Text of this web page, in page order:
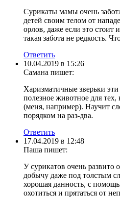
Сурикаты мамы очень
детей своим телом от
орлов, даже если это
такая забота не редкость.
Ответить
10.04.2019 в 15:26
Cамана пишет:
Харизматичные зверьки
полезное животное для
(меня, например). Научит
порядком на раз-два.
Ответить
17.04.2019 в 12:48
Паша пишет:
У сурикатов очень развито
добычу даже под толстым
хорошая данность, с
охотиться и прятаться от